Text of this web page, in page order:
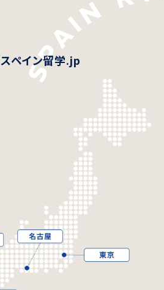
スペイン留学.jp